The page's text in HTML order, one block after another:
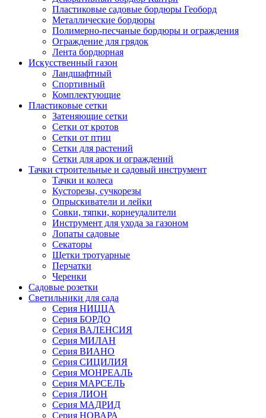
Пластиковые садовые бордюры Геоборд
Металлические бордюры
Полимерно-песчаные бордюры и ограждения
Ограждение для грядок
Лента бордюрная
Искусственный газон
Ландшафтный
Спортивный
Комплектующие
Пластиковые сетки
Затеняющие сетки
Сетки от кротов
Сетки от птиц
Сетки для растений
Сетки для арок и ограждений
Тачки строительные и садовый инструмент
Тачки и колеса
Кусторезы, сучкорезы
Опрыскиватели и лейки
Совки, тяпки, корнеудалители
Инструмент для ухода за газоном
Лопаты садовые
Секаторы
Щетки тротуарные
Перчатки
Черенки
Садовые розетки
Светильники для сада
Серия НИЦЦА
Серия БОРДО
Серия ВАЛЕНСИЯ
Серия МИЛАН
Серия ВИАНО
Серия СИЦИЛИЯ
Серия МОНРЕАЛЬ
Серия МАРСЕЛЬ
Серия ЛИОН
Серия МАДРИД
Серия НОВАРА